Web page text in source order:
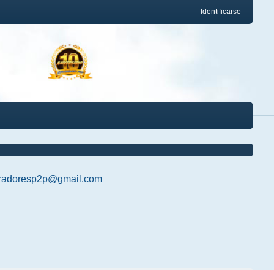
Identificarse